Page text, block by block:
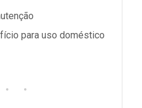
para uso doméstico